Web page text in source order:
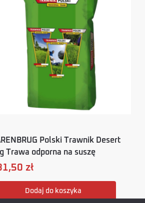
Polski Trawnik Desert
Trawa odporna na suszę
zł
Dodaj do koszyka